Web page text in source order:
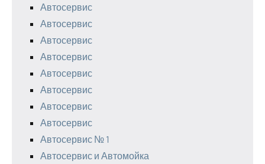
Автосервис
Автосервис
Автосервис
Автосервис
Автосервис
Автосервис
Автосервис
Автосервис
Автосервис № 1
Автосервис и Автомойка